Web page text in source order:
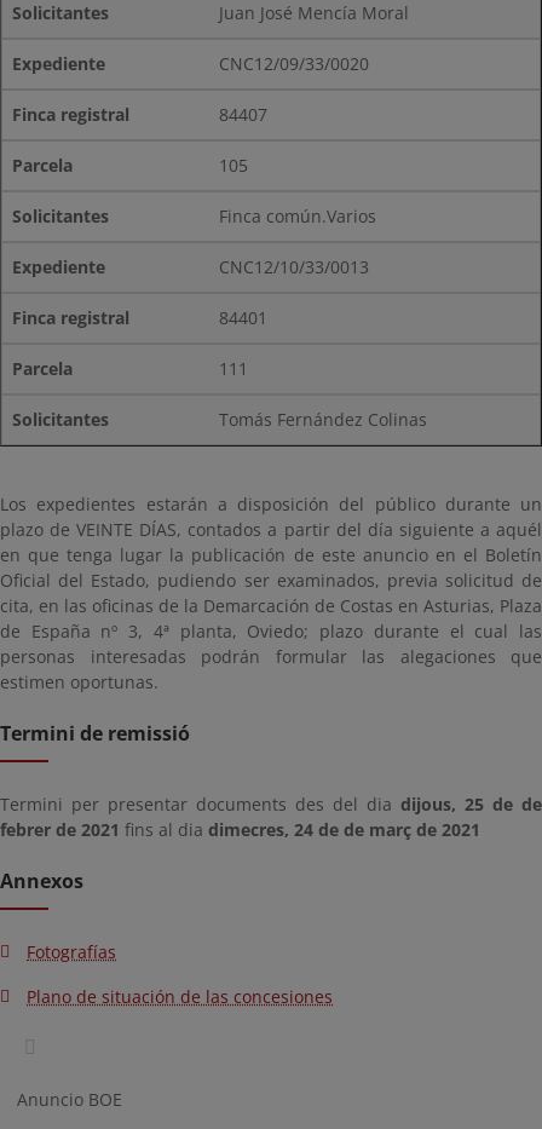
Juan José Mencía Moral
CNC12/09/33/0020
84407
105
Finca común.Varios
CNC12/10/33/0013
84401
111
Tomás Fernández Colinas
Los expedientes estarán a disposición del público durante un
plazo de VEINTE DÍAS, contados a partir del día siguiente a aquél
en que tenga lugar la publicación de este anuncio en el Boletín
Oficial del Estado, pudiendo ser examinados, previa solicitud de
cita, en las oficinas de la Demarcación de Costas en Asturias, Plaza
de España nº 3, 4ª planta, Oviedo; plazo durante el cual las
personas interesadas podrán formular las alegaciones que
estimen oportunas.
Termini de remissió
Termini per presentar documents des del dia dijous, 25 de de
febrer de 2021 fins al dia dimecres, 24 de de març de 2021
Annexos
Fotografías
Plano de situación de las concesiones
Anuncio BOE